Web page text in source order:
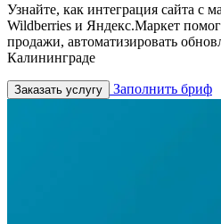
Узнайте, как интеграция сайта с
Wildberries и Яндекс.Маркет
продажи, автоматизировать
Калининграде
Заказать услугу Заполнить бриф